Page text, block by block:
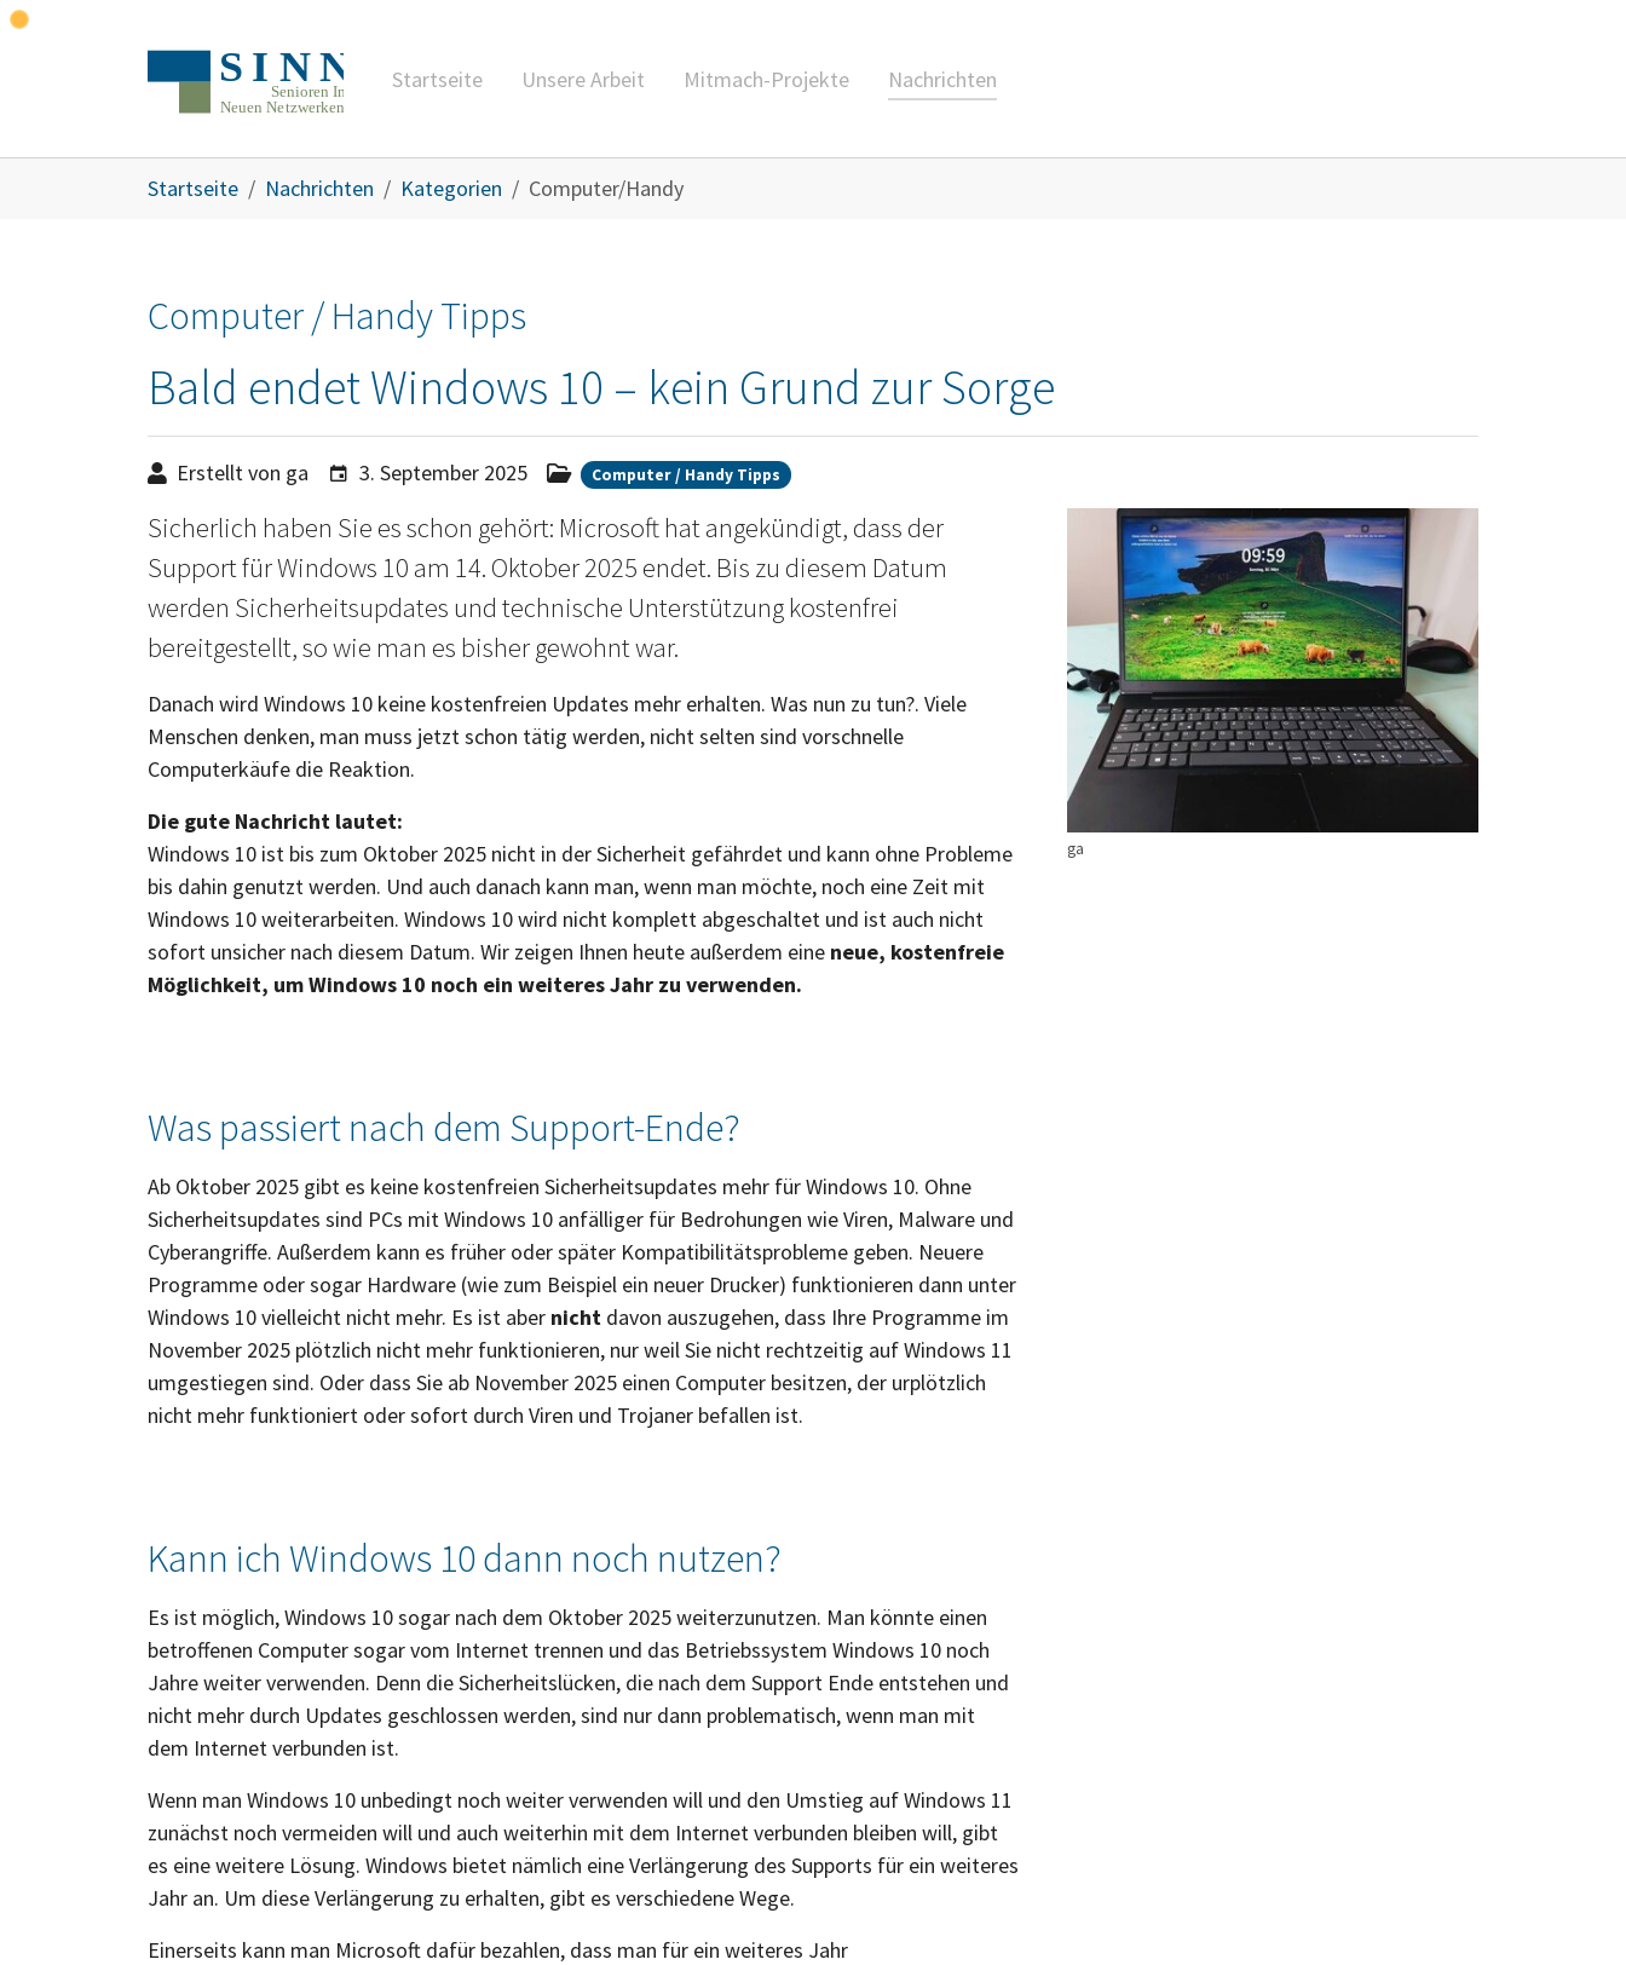
Zum Hauptinhalt springen
Startseite Unsere Arbeit Mitmach-Projekte Nachrichten
Startseite Nachrichten Kategorien Computer/Handy
Computer / Handy Tipps
Bald endet Windows 10 – kein Grund zur Sorge
Erstellt von ga 3. September 2025 Computer / Handy Tipps
Sicherlich haben Sie es schon gehört: Microsoft hat angekündigt, dass der
Support für Windows 10 am 14. Oktober 2025 endet. Bis zu diesem Datum
werden Sicherheitsupdates und technische Unterstützung kostenfrei
bereitgestellt, so wie man es bisher gewohnt war.
Danach wird Windows 10 keine kostenfreien Updates mehr erhalten. Was nun zu tun?. Viele
Menschen denken, man muss jetzt schon tätig werden, nicht selten sind vorschnelle
Computerkäufe die Reaktion.
Die gute Nachricht lautet:
Windows 10 ist bis zum Oktober 2025 nicht in der Sicherheit gefährdet und kann ohne Probleme
bis dahin genutzt werden. Und auch danach kann man, wenn man möchte, noch eine Zeit mit
Windows 10 weiterarbeiten. Windows 10 wird nicht komplett abgeschaltet und ist auch nicht
sofort unsicher nach diesem Datum. Wir zeigen Ihnen heute außerdem eine neue, kostenfreie
Möglichkeit, um Windows 10 noch ein weiteres Jahr zu verwenden.
Was passiert nach dem Support-Ende?
Ab Oktober 2025 gibt es keine kostenfreien Sicherheitsupdates mehr für Windows 10. Ohne
Sicherheitsupdates sind PCs mit Windows 10 anfälliger für Bedrohungen wie Viren, Malware und
Cyberangriffe. Außerdem kann es früher oder später Kompatibilitätsprobleme geben. Neuere
Programme oder sogar Hardware (wie zum Beispiel ein neuer Drucker) funktionieren dann unter
Windows 10 vielleicht nicht mehr. Es ist aber nicht davon auszugehen, dass Ihre Programme im
November 2025 plötzlich nicht mehr funktionieren, nur weil Sie nicht rechtzeitig auf Windows 11
umgestiegen sind. Oder dass Sie ab November 2025 einen Computer besitzen, der urplötzlich
nicht mehr funktioniert oder sofort durch Viren und Trojaner befallen ist.
Kann ich Windows 10 dann noch nutzen?
Es ist möglich, Windows 10 sogar nach dem Oktober 2025 weiterzunutzen. Man könnte einen
betroffenen Computer sogar vom Internet trennen und das Betriebssystem Windows 10 noch
Jahre weiter verwenden. Denn die Sicherheitslücken, die nach dem Support Ende entstehen und
nicht mehr durch Updates geschlossen werden, sind nur dann problematisch, wenn man mit
dem Internet verbunden ist.
Wenn man Windows 10 unbedingt noch weiter verwenden will und den Umstieg auf Windows 11
zunächst noch vermeiden will und auch weiterhin mit dem Internet verbunden bleiben will, gibt
es eine weitere Lösung. Windows bietet nämlich eine Verlängerung des Supports für ein weiteres
Jahr an. Um diese Verlängerung zu erhalten, gibt es verschiedene Wege.
Einerseits kann man Microsoft dafür bezahlen, dass man für ein weiteres Jahr
ga